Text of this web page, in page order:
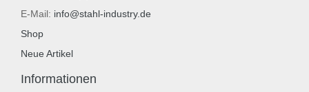
E-Mail: info@stahl-industry.de
Shop
Neue Artikel
Informationen